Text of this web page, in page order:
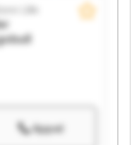
Lille
Appel